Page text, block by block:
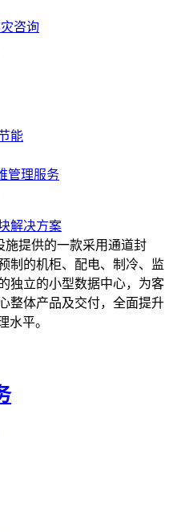
咨询
能
管理服务
解决方案
施提供的一款采用通道封
制的机柜、配电、制冷、监
独立的小型数据中心，为客
整体产品及交付，全面提升
水平。